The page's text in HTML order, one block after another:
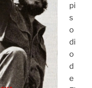
pi
s
o
di
o
d
e